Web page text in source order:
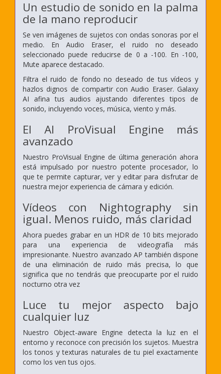
Un estudio de sonido en la palma
de la mano reproducir
Se ven imágenes de sujetos con ondas sonoras por el
medio. En Audio Eraser, el ruido no deseado
seleccionado puede reducirse de 0 a -100. En -100,
Mute aparece destacado.
Filtra el ruido de fondo no deseado de tus vídeos y
hazlos dignos de compartir con Audio Eraser. Galaxy
AI afina tus audios ajustando diferentes tipos de
sonido, incluyendo voces, música, viento y más.
El AI ProVisual Engine más
avanzado
Nuestro ProVisual Engine de última generación ahora
está impulsado por nuestro potente procesador, lo
que te permite capturar, ver y editar para disfrutar de
nuestra mejor experiencia de cámara y edición.
Vídeos con Nightography sin
igual. Menos ruido, más claridad
Ahora puedes grabar en un HDR de 10 bits mejorado
para una experiencia de videografía más
impresionante. Nuestro avanzado AP también dispone
de una eliminación de ruido más precisa, lo que
significa que no tendrás que preocuparte por el ruido
nocturno otra vez
Luce tu mejor aspecto bajo
cualquier luz
Nuestro Object-aware Engine detecta la luz en el
entorno y reconoce con precisión los sujetos. Muestra
los tonos y texturas naturales de tu piel exactamente
como los ven tus ojos.